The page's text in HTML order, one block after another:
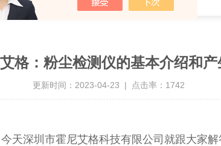
格：粉尘检测仪的基本介绍和产
更新时间：2023-04-23 | 点击率：1742
天深圳市霍尼艾格科技有限公司就跟大家解